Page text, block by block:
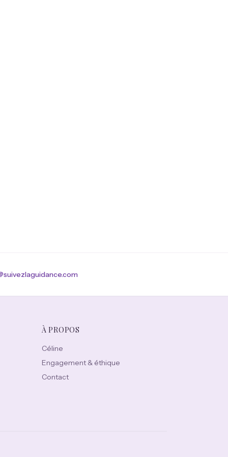
À PROPOS
Céline
Engagement & éthique
Contact